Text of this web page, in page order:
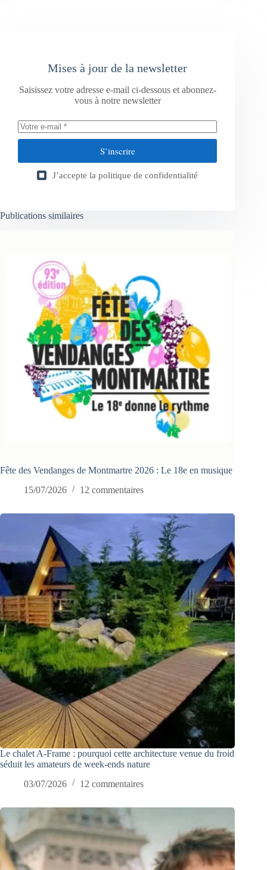
Mises à jour de la newsletter
Saisissez votre adresse e-mail ci-dessous et abonnez-
vous à notre newsletter
S’inscrire
J’accepte la politique de confidentialité
Publications similaires
Fête des Vendanges de Montmartre 2026 : Le 18e en musique
15/07/2026
12 commentaires
Le chalet A-Frame : pourquoi cette architecture venue du froid
séduit les amateurs de week-ends nature
03/07/2026
12 commentaires